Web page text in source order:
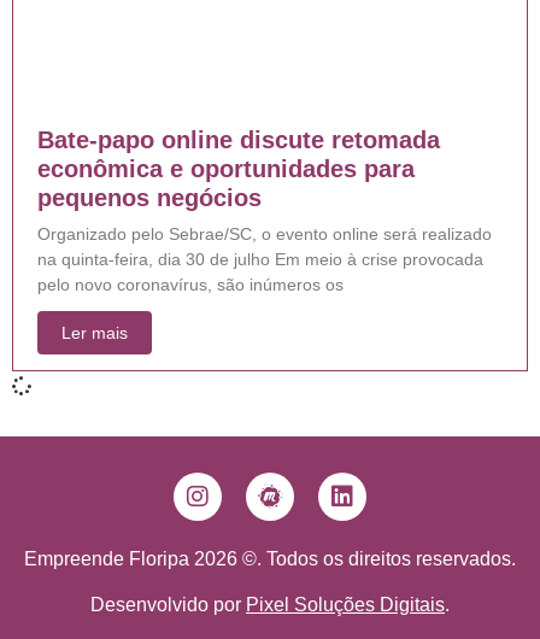
Bate-papo online discute retomada
econômica e oportunidades para
pequenos negócios
Organizado pelo Sebrae/SC, o evento online será realizado
na quinta-feira, dia 30 de julho Em meio à crise provocada
pelo novo coronavírus, são inúmeros os
Ler mais
Empreende Floripa 2026 ©. Todos os direitos reservados.
Desenvolvido por Pixel Soluções Digitais.